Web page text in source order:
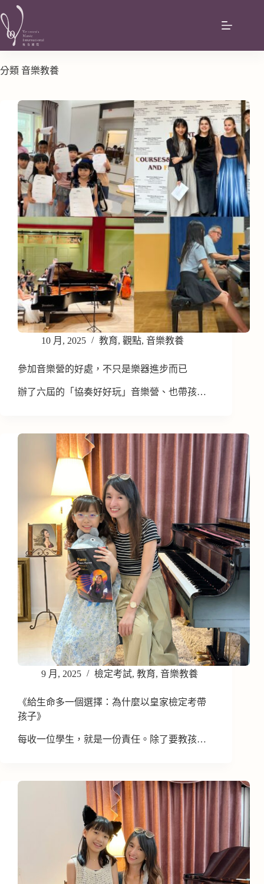
分類 音樂教養
10 月, 2025 教育, 觀點, 音樂教養
參加音樂營的好處，不只是樂器進步而已
辦了六屆的「協奏好好玩」音樂營、也帶孩…
9 月, 2025 檢定考試, 教育, 音樂教養
《給生命多一個選擇：為什麼以皇家檢定考帶
孩子》
每收一位學生，就是一份責任。除了要教孩…